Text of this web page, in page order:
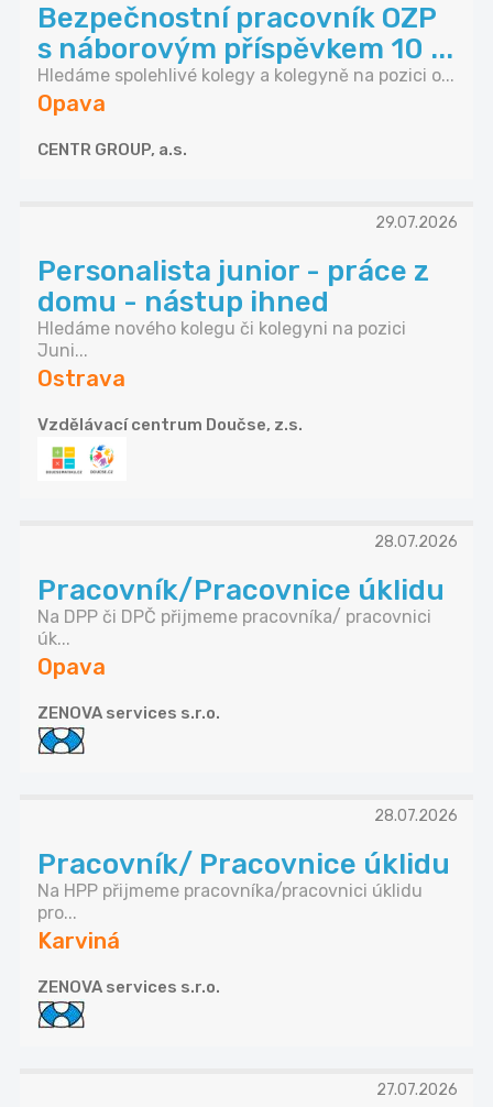
Bezpečnostní pracovník OZP
s náborovým příspěvkem 10 ...
Hledáme spolehlivé kolegy a kolegyně na pozici o...
Opava
CENTR GROUP, a.s.
29.07.2026
Personalista junior - práce z
domu - nástup ihned
Hledáme nového kolegu či kolegyni na pozici
Juni...
Ostrava
Vzdělávací centrum Doučse, z.s.
28.07.2026
Pracovník/Pracovnice úklidu
Na DPP či DPČ přijmeme pracovníka/ pracovnici
úk...
Opava
ZENOVA services s.r.o.
28.07.2026
Pracovník/ Pracovnice úklidu
Na HPP přijmeme pracovníka/pracovnici úklidu
pro...
Karviná
ZENOVA services s.r.o.
27.07.2026